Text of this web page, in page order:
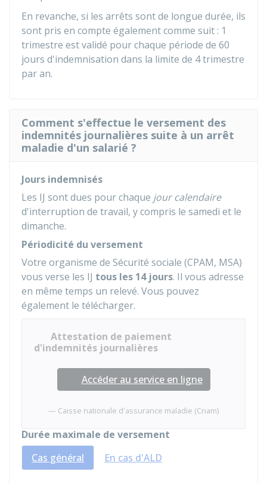
En revanche, si les arrêts sont de longue durée, ils
sont pris en compte également comme suit : 1
trimestre est validé pour chaque période de 60
jours d'indemnisation dans la limite de 4 trimestre
par an.
Comment s'effectue le versement des
indemnités journalières suite à un arrêt
maladie d'un salarié ?
Jours indemnisés
Les IJ sont dues pour chaque jour calendaire
d'interruption de travail, y compris le samedi et le
dimanche.
Périodicité du versement
Votre organisme de Sécurité sociale (CPAM, MSA)
vous verse les IJ tous les 14 jours. Il vous adresse
en même temps un relevé. Vous pouvez
également le télécharger.
Attestation de paiement
d'indemnités journalières
Accéder au service en ligne
Caisse nationale d'assurance maladie (Cnam)
Durée maximale de versement
Cas général
En cas d'ALD